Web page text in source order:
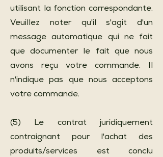
utilisant la fonction correspondante.
Veuillez noter qu'il s'agit d'un
message automatique qui ne fait
que documenter le fait que nous
avons reçu votre commande. Il
n'indique pas que nous acceptons
votre commande.
(5) Le contrat juridiquement
contraignant pour l'achat des
produits/services est conclu